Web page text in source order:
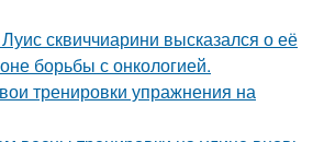
сквиччиарини высказался о её
борьбы с онкологией.
тренировки упражнения на